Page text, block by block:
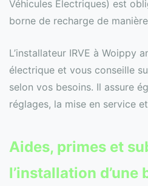
Véhicules Électriques) est
borne de recharge de
L’installateur IRVE à Woippy
électrique et vous conseille
selon vos besoins. Il assure
réglages, la mise en service
Aides, primes et
l’installation d’une